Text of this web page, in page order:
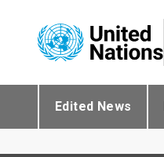
Edited News